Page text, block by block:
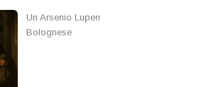
Un Arsenio Lupen
Bolognese